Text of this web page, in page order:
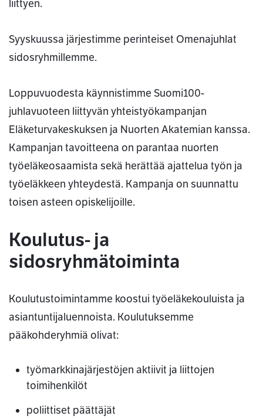
liittyen.
Syyskuussa järjestimme perinteiset Omenajuhlat
sidosryhmillemme.
Loppuvuodesta käynnistimme Suomi100-
juhlavuoteen liittyvän yhteistyökampanjan
Eläketurvakeskuksen ja Nuorten Akatemian kanssa.
Kampanjan tavoitteena on parantaa nuorten
työeläkeosaamista sekä herättää ajattelua työn ja
työeläkkeen yhteydestä. Kampanja on suunnattu
toisen asteen opiskelijoille.
Koulutus- ja
sidosryhmätoiminta
Koulutustoimintamme koostui työeläkekouluista ja
asiantuntijaluennoista. Koulutuksemme
pääkohderyhmiä olivat:
työmarkkinajärjestöjen aktiivit ja liittojen
toimihenkilöt
poliittiset päättäjät